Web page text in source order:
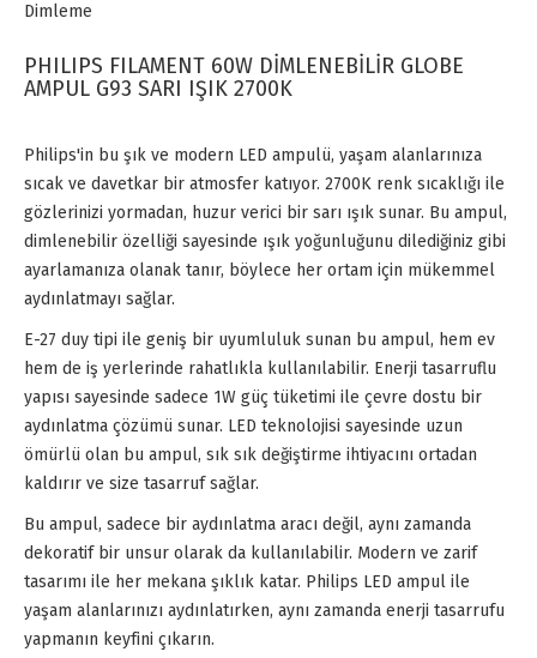
Dimleme
PHILIPS FILAMENT 60W DİMLENEBİLİR GLOBE
AMPUL G93 SARI IŞIK 2700K
Philips'in bu şık ve modern LED ampulü, yaşam alanlarınıza
sıcak ve davetkar bir atmosfer katıyor. 2700K renk sıcaklığı ile
gözlerinizi yormadan, huzur verici bir sarı ışık sunar. Bu ampul,
dimlenebilir özelliği sayesinde ışık yoğunluğunu dilediğiniz gibi
ayarlamanıza olanak tanır, böylece her ortam için mükemmel
aydınlatmayı sağlar.
E-27 duy tipi ile geniş bir uyumluluk sunan bu ampul, hem ev
hem de iş yerlerinde rahatlıkla kullanılabilir. Enerji tasarruflu
yapısı sayesinde sadece 1W güç tüketimi ile çevre dostu bir
aydınlatma çözümü sunar. LED teknolojisi sayesinde uzun
ömürlü olan bu ampul, sık sık değiştirme ihtiyacını ortadan
kaldırır ve size tasarruf sağlar.
Bu ampul, sadece bir aydınlatma aracı değil, aynı zamanda
dekoratif bir unsur olarak da kullanılabilir. Modern ve zarif
tasarımı ile her mekana şıklık katar. Philips LED ampul ile
yaşam alanlarınızı aydınlatırken, aynı zamanda enerji tasarrufu
yapmanın keyfini çıkarın.